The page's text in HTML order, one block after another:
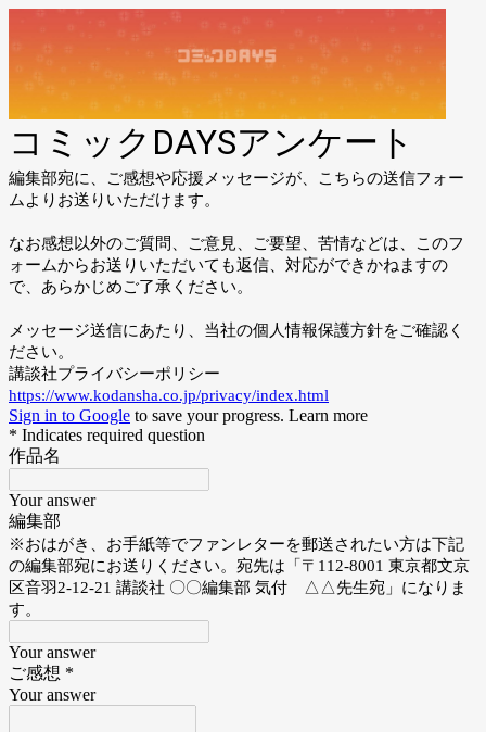
コミックDAYSアンケート
編集部宛に、ご感想や応援メッセージが、こちらの送信フォー
ムよりお送りいただけます。
なお感想以外のご質問、ご意見、ご要望、苦情などは、このフ
ォームからお送りいただいても返信、対応ができかねますの
で、あらかじめご了承ください。
メッセージ送信にあたり、当社の個人情報保護方針をご確認く
ださい。
講談社プライバシーポリシー
https://www.kodansha.co.jp/privacy/index.html
Sign in to Google to save your progress. Learn more
* Indicates required question
作品名
Your answer
編集部
※おはがき、お手紙等でファンレターを郵送されたい方は下記
の編集部宛にお送りください。宛先は「〒112-8001 東京都文京
区音羽2-12-21 講談社 〇〇編集部 気付 △△先生宛」になりま
す。
Your answer
ご感想 *
Your answer